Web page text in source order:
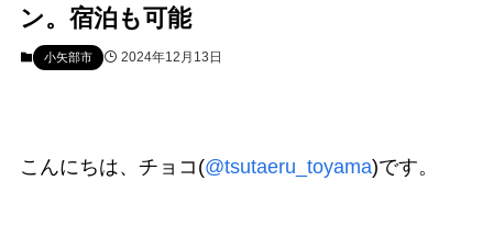
ン。宿泊も可能
小矢部市 2024年12月13日
こんにちは、チョコ(@tsutaeru_toyama)です。